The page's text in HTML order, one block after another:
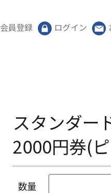
会員登録 ログイン
スタンダー
2000円券(
数量